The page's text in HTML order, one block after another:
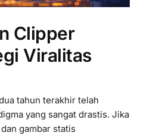
Clipper
Viralitas
tahun terakhir telah
yang sangat drastis. Jika
gambar statis